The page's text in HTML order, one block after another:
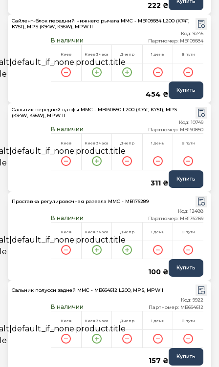
222 ₴
Сайлент-блок передний нижнего рычага MMC - MB109684 L200 (K74T,
K75T), MPS (K94W, K96W), MPW II
В наличии
Код: 9245
Партномер: MB109684
Киев Киев 3 часа Днепр 1 день В пути
454 ₴ Купить
Сальник передней цапфы MMC - MB160850 L200 (K74T, K75T), MPS
(K94W, K96W), MPW II
В наличии
Код: 10749
Партномер: MB160850
Киев Киев 3 часа Днепр 1 день В пути
311 ₴ Купить
Проставка регулировочная развала MMC - MB176289
В наличии
Код: 12488
Партномер: MB176289
Киев Киев 3 часа Днепр 1 день В пути
100 ₴ Купить
Сальник полуоси задней MMC - MB664612 L200, MPS, MPW II
В наличии
Код: 9922
Партномер: MB664612
Киев Киев 3 часа Днепр 1 день В пути
157 ₴ Купить